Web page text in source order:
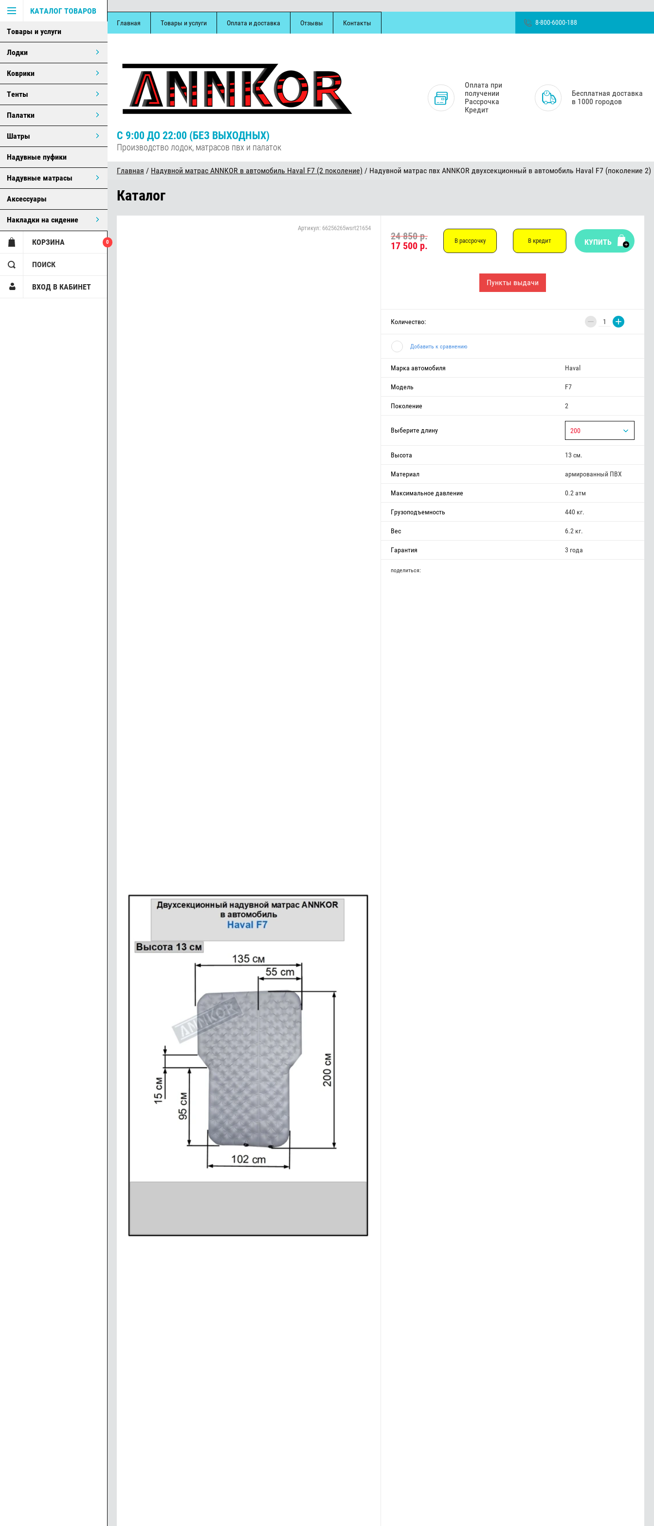
КАТАЛОГ ТОВАРОВ
Товары и услуги
Лодки
Коврики
Тенты
Палатки
Шатры
Надувные пуфики
Надувные матрасы
Аксессуары
Накладки на сидение
КОРЗИНА 0
ПОИСК
ВХОД В КАБИНЕТ
Главная Товары и услуги Оплата и доставка Отзывы Контакты 8-800-6000-188
С 9:00 ДО 22:00 (БЕЗ ВЫХОДНЫХ)
Производство лодок, матрасов пвх и палаток
Оплата при
получении
Рассрочка
Кредит
Бесплатная доставка
в 1000 городов
Главная / Надувной матрас ANNKOR в автомобиль Haval F7 (2 поколение) / Надувной матрас пвх ANNKOR двухсекционный в автомобиль Haval F7 (поколение 2)
Каталог
Артикул: 66256265wsrt21654
24 850 р.
17 500 р. В рассрочку В кредит КУПИТЬ
Пункты выдачи
Количество: − +
Добавить к сравнению
Марка автомобиля Haval
Модель F7
Поколение 2
Выберите длину 200
Высота 13 см.
Материал армированный ПВХ
Максимальное давление 0.2 атм
Грузоподъемность 440 кг.
Вес 6.2 кг.
Гарантия 3 года
поделиться: